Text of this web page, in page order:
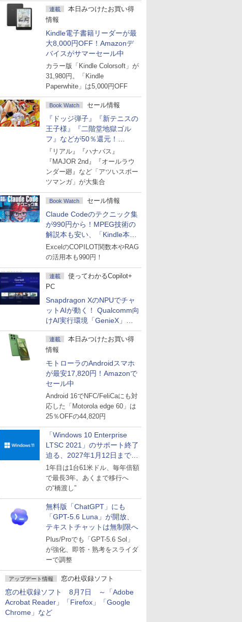
連載
本日みつけたお買い得
情報
Kindle電子書籍リーダーが最
大8,000円OFF！Amazonデ
バイスがサマーセール中
カラー版「Kindle Colorsoft」が
31,980円。「Kindle
Paperwhite」は5,000円OFF
Book Watch セール情報
『ドッジ弾子』『新テニスの
王子様』『二階堂地獄ゴル
フ』などが50％還元！
Amazonマンガ週末セール
『リアル』『ハナバス』
『MAJOR 2nd』『オールラウ
ンダー廻』など「アツいスポー
ツマンガ」が大集合
Book Watch セール情報
Claude Codeのテクニック集
が990円から！MPEG技術の
解説本も安い、「Kindle本サ
マーセール」第2弾開始！
ExcelのCOPILOT関数本やRAG
の活用本も990円！
連載
使ってわかるCopilot+
PC
Snapdragon XのNPUでチャ
ットAIが動く！ Qualcomm向
けAI実行環境「GenieX」を
試してみた
連載
本日みつけたお買い得
情報
モトローラのAndroidスマホ
が最安17,820円！Amazonで
セール中
Android 16でNFC/FeliCaにも対
応した「Motorola edge 60」は
25％OFFの44,820円
「Windows 10 Enterprise
LTSC 2021」のサポート終了
迫る、2027年1月12日まで
～ESUは9月1日から販売
1年目は1台61米ドル、毎年倍額
で最長3年。あくまで移行へ
の“橋渡し”
無料版「ChatGPT」にも
「GPT-5.6 Luna」が開放、
テキストチャットは無制限へ
Plus/Proでも「GPT-5.6 Sol」
が強化、即答・熟考をスライダ
ーで調整
アップデート情報 窓の杜収録ソフト
窓の杜収録ソフト 8月7日 ～「Adobe
Acrobat Reader」「Firefox」「Google
Chrome」など